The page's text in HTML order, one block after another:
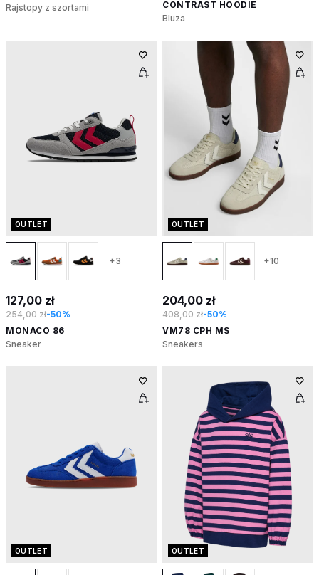
Rajstopy z szortami
CONTRAST HOODIE
Bluza
OUTLET
+3
127,00 zł
254,00 zł-50%
MONACO 86
Sneaker
OUTLET
+10
204,00 zł
408,00 zł-50%
VM78 CPH MS
Sneakers
OUTLET OUTLET